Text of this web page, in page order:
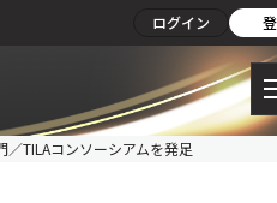
ログイン
TILAコンソーシアムを発足